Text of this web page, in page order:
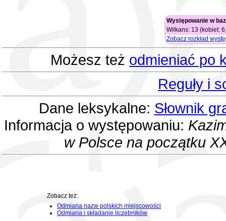
Występowanie w
Wilkans: 13 (kobiet:
Zobacz rozkład
Możesz też odmieniać po
Reguły i
Dane leksykalne: Słownik
Informacja o występowaniu:
w Polsce na początku
Zobacz też:
Odmiana nazw polskich miejscowości
Odmiana i składanie liczebników